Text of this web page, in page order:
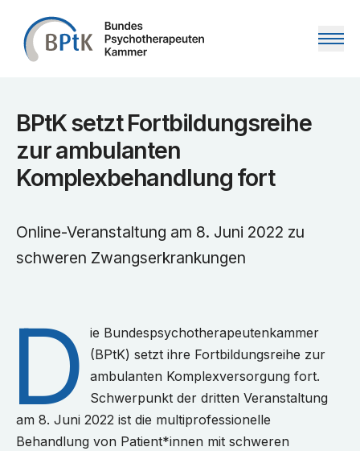
Zum Inhalt springen
BPtK setzt Fortbildungsreihe
zur ambulanten
Komplexbehandlung fort
Online-Veranstaltung am 8. Juni 2022 zu
schweren Zwangserkrankungen
D
ie Bundespsychotherapeutenkammer
(BPtK) setzt ihre Fortbildungsreihe zur
ambulanten Komplexversorgung fort.
Schwerpunkt der dritten Veranstaltung
am 8. Juni 2022 ist die multiprofessionelle
Behandlung von Patient*innen mit schweren